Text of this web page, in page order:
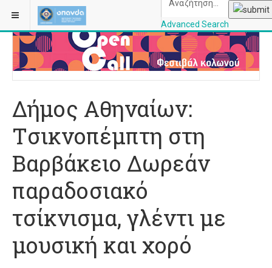
Advanced Search
ΒΡΊΣΚΕΣΤΕ ΕΔΏ: ΑΡΧΙΚΉ
Δήμος Αθηναίων:
Tσικνοπέμπτη στη
Βαρβάκειο Δωρεάν
παραδοσιακό
τσίκνισμα, γλέντι με
μουσική και χορό